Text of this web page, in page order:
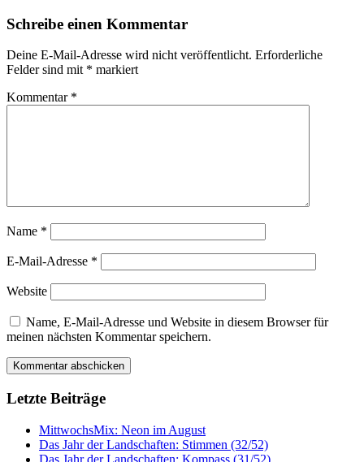
Schreibe einen Kommentar
Deine E-Mail-Adresse wird nicht veröffentlicht. Erforderliche
Felder sind mit * markiert
Kommentar *
Name *
E-Mail-Adresse *
Website
Name, E-Mail-Adresse und Website in diesem Browser für
meinen nächsten Kommentar speichern.
Letzte Beiträge
MittwochsMix: Neon im August
Das Jahr der Landschaften: Stimmen (32/52)
Das Jahr der Landschaften: Kompass (31/52)